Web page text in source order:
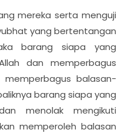
mereka serta menguji
yang bertentangan
barang siapa yang
dan memperbagus
balasan-
barang siapa yang
menolak mengikuti
memperoleh balasan